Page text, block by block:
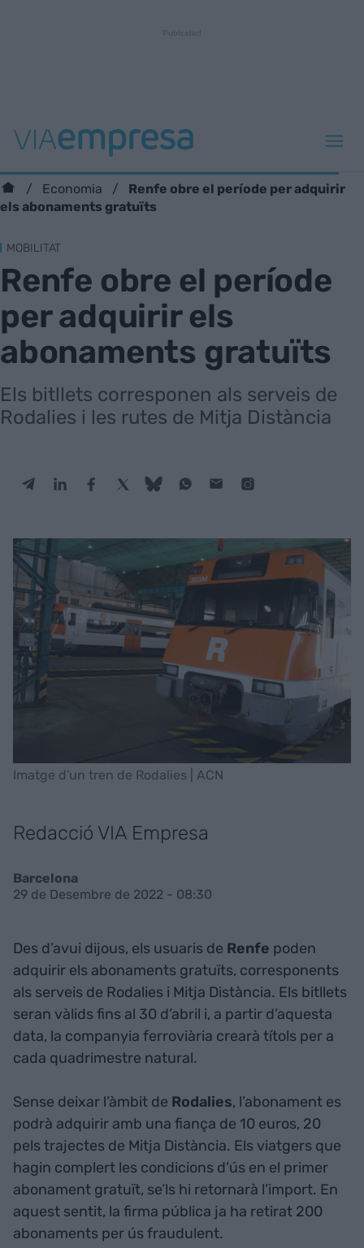
Economia
Renfe obre el període per adquirir
els abonaments gratuïts
MOBILITAT
Renfe obre el període
per adquirir els
abonaments gratuïts
Els bitllets corresponen als serveis de
Rodalies i les rutes de Mitja Distància
Imatge d'un tren de Rodalies | ACN
Redacció VIA Empresa
Barcelona
29 de Desembre de 2022 - 08:30
Des d’avui dijous, els usuaris de Renfe poden
adquirir els abonaments gratuïts, corresponents
als serveis de Rodalies i Mitja Distància. Els bitllets
seran vàlids fins al 30 d’abril i, a partir d’aquesta
data, la companyia ferroviària crearà títols per a
cada quadrimestre natural.
Sense deixar l’àmbit de Rodalies, l’abonament es
podrà adquirir amb una fiança de 10 euros, 20
pels trajectes de Mitja Distància. Els viatgers que
hagin complert les condicions d’ús en el primer
abonament gratuït, se’ls hi retornarà l’import. En
aquest sentit, la firma pública ja ha retirat 200
abonaments per ús fraudulent.